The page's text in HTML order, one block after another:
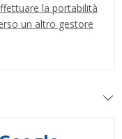
la portabilità
un altro gestore